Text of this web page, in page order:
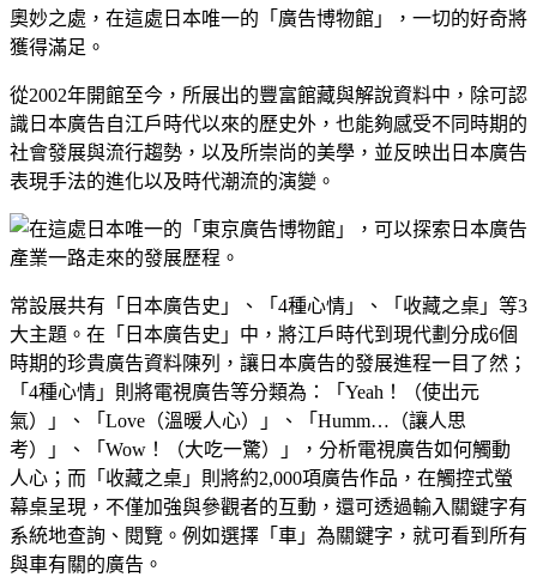
奧妙之處，在這處日本唯一的「廣告博物館」，一切的好奇將
獲得滿足。
從2002年開館至今，所展出的豐富館藏與解說資料中，除可認
識日本廣告自江戶時代以來的歷史外，也能夠感受不同時期的
社會發展與流行趨勢，以及所崇尚的美學，並反映出日本廣告
表現手法的進化以及時代潮流的演變。
常設展共有「日本廣告史」、「4種心情」、「收藏之桌」等3
大主題。在「日本廣告史」中，將江戶時代到現代劃分成6個
時期的珍貴廣告資料陳列，讓日本廣告的發展進程一目了然；
「4種心情」則將電視廣告等分類為：「Yeah！（使出元
氣）」、「Love（溫暖人心）」、「Humm…（讓人思
考）」、「Wow！（大吃一驚）」，分析電視廣告如何觸動
人心；而「收藏之桌」則將約2,000項廣告作品，在觸控式螢
幕桌呈現，不僅加強與參觀者的互動，還可透過輸入關鍵字有
系統地查詢、閱覽。例如選擇「車」為關鍵字，就可看到所有
與車有關的廣告。